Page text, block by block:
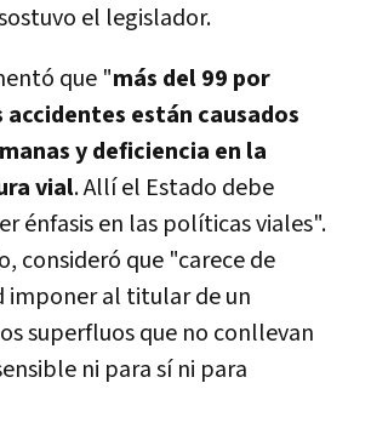
el legislador.
que "más del 99 por
están causados
y deficiencia en la
vial. Allí el Estado debe
énfasis en las políticas viales".
consideró que "carece de
imponer al titular de un
superfluos que no conllevan
ni para sí ni para